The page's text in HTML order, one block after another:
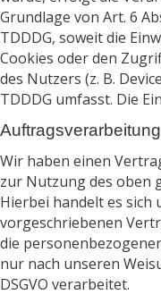
Grundlage von Art. 6
TDDDG, soweit die
Cookies oder den
des Nutzers (z. B.
TDDDG umfasst. Die
Auftragsverarbeitung
Wir haben einen
zur Nutzung des oben
Hierbei handelt es sich
vorgeschriebenen
die
nur nach unseren
DSGVO verarbeitet.